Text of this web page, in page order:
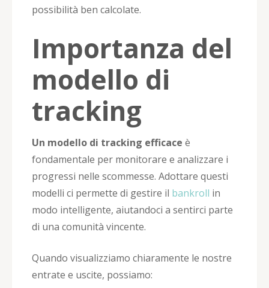
possibilità ben calcolate.
Importanza del
modello di
tracking
Un modello di tracking efficace è
fondamentale per monitorare e analizzare i
progressi nelle scommesse. Adottare questi
modelli ci permette di gestire il bankroll in
modo intelligente, aiutandoci a sentirci parte
di una comunità vincente.
Quando visualizziamo chiaramente le nostre
entrate e uscite, possiamo: